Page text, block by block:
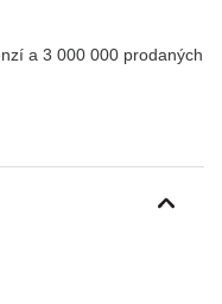
a 3 000 000 prodaných